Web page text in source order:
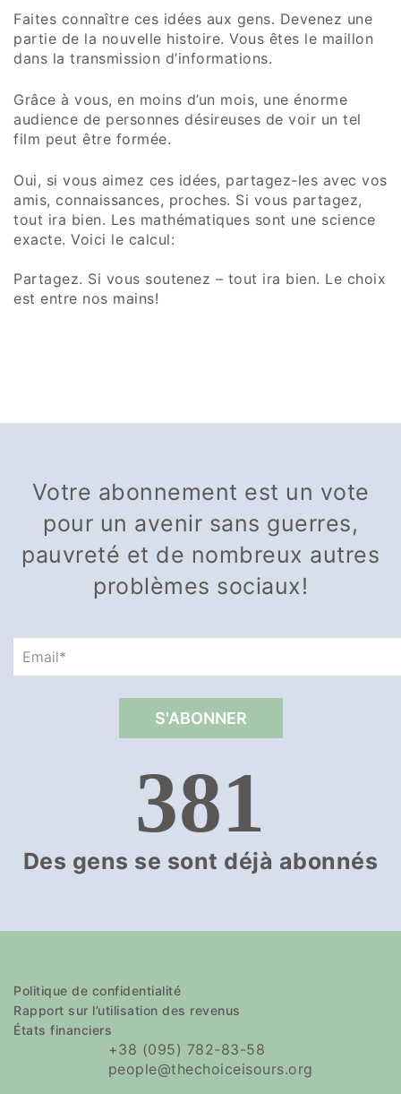
Faites connaître ces idées aux gens. Devenez une
partie de la nouvelle histoire. Vous êtes le maillon
dans la transmission d’informations.
Grâce à vous, en moins d’un mois, une énorme
audience de personnes désireuses de voir un tel
film peut être formée.
Oui, si vous aimez ces idées, partagez-les avec vos
amis, connaissances, proches. Si vous partagez,
tout ira bien. Les mathématiques sont une science
exacte. Voici le calcul:
Partagez. Si vous soutenez – tout ira bien. Le choix
est entre nos mains!
Votre abonnement est un vote
pour un avenir sans guerres,
pauvreté et de nombreux autres
problèmes sociaux!
381
Des gens se sont déjà abonnés
Politique de confidentialité
Rapport sur l’utilisation des revenus
États financiers
+38 (095) 782-83-58
people@thechoiceisours.org